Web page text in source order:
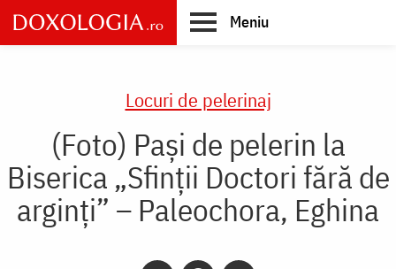
Skip
to
main
Meniu
Locuri de pelerinaj
(Foto) Pași de pelerin la
Biserica „Sfinții Doctori fără de
arginți” – Paleochora, Eghina